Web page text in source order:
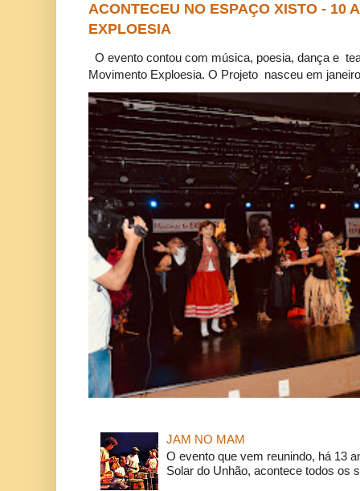
ACONTECEU NO ESPAÇO XISTO - 10
EXPLOESIA
O evento contou com música, poesia, dança e
Movimento Exploesia. O Projeto nasceu em
JAM NO MAM
O evento que vem reunindo, há 13
Solar do Unhão, acontece todos os